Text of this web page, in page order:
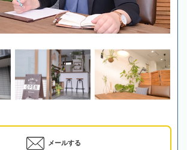
メールする